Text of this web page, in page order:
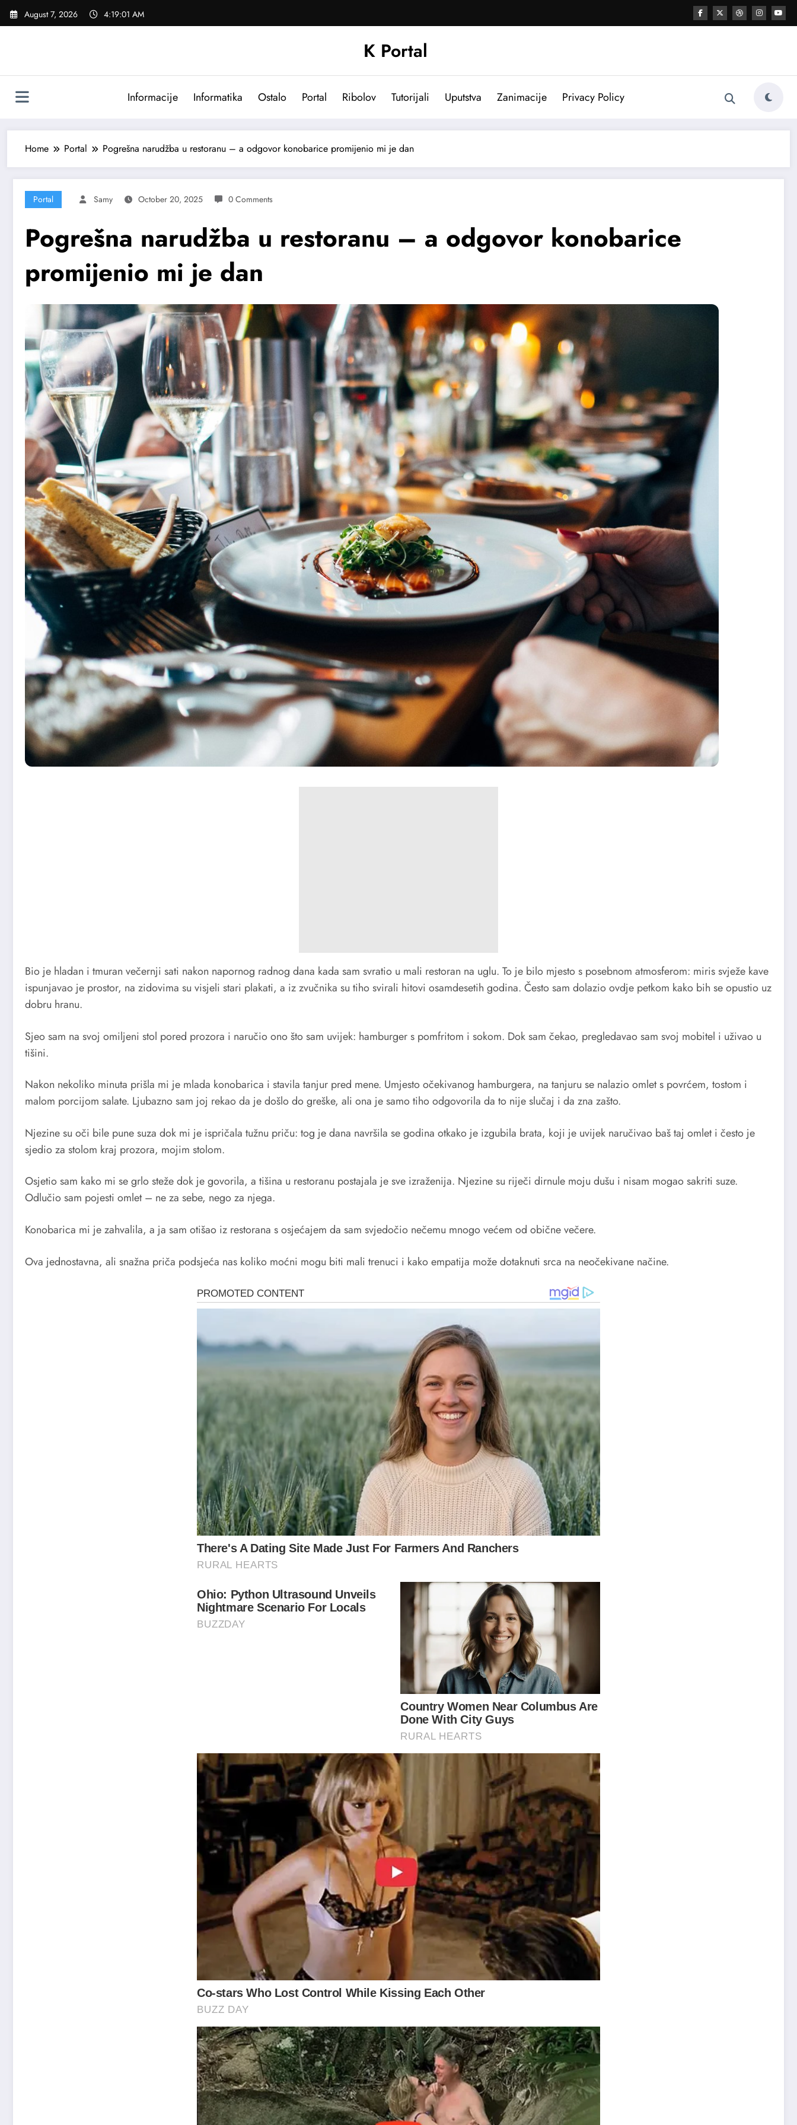
Skip
August 7, 2026 4:19:03 AM
K Portal
Informacije Informatika Ostalo Portal Ribolov Tutorijali Uputstva Zanimacije Privacy Policy
Home Portal Pogrešna narudžba u restoranu – a odgovor konobarice promijenio mi je dan
Portal Samy October 20, 2025 0 Comments
Pogrešna narudžba u restoranu – a odgovor konobarice
promijenio mi je dan
Bio je hladan i tmuran večernji sati nakon napornog radnog dana kada sam svratio u mali restoran na uglu. To je bilo mjesto s posebnom atmosferom: miris svježe kave
ispunjavao je prostor, na zidovima su visjeli stari plakati, a iz zvučnika su tiho svirali hitovi osamdesetih godina. Često sam dolazio ovdje petkom kako bih se opustio uz
dobru hranu.
Sjeo sam na svoj omiljeni stol pored prozora i naručio ono što sam uvijek: hamburger s pomfritom i sokom. Dok sam čekao, pregledavao sam svoj mobitel i uživao u
tišini.
Nakon nekoliko minuta prišla mi je mlada konobarica i stavila tanjur pred mene. Umjesto očekivanog hamburgera, na tanjuru se nalazio omlet s povrćem, tostom i
malom porcijom salate. Ljubazno sam joj rekao da je došlo do greške, ali ona je samo tiho odgovorila da to nije slučaj i da zna zašto.
Njezine su oči bile pune suza dok mi je ispričala tužnu priču: tog je dana navršila se godina otkako je izgubila brata, koji je uvijek naručivao baš taj omlet i često je
sjedio za stolom kraj prozora, mojim stolom.
Osjetio sam kako mi se grlo steže dok je govorila, a tišina u restoranu postajala je sve izraženija. Njezine su riječi dirnule moju dušu i nisam mogao sakriti suze.
Odlučio sam pojesti omlet – ne za sebe, nego za njega.
Konobarica mi je zahvalila, a ja sam otišao iz restorana s osjećajem da sam svjedočio nečemu mnogo većem od obične večere.
Ova jednostavna, ali snažna priča podsjeća nas koliko moćni mogu biti mali trenuci i kako empatija može dotaknuti srca na neočekivane načine.